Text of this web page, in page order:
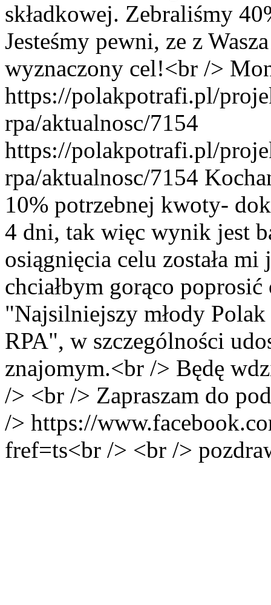
składkowej. Zebraliśmy
Jesteśmy pewni, ze z
wyznaczony cel!<br />
https://polakpotrafi.pl/
rpa/aktualnosc/7154
https://polakpotrafi.pl/
rpa/aktualnosc/7154
10% potrzebnej kwoty-
4 dni, tak więc wynik jest
osiągnięcia celu została mi
chciałbym gorąco
"Najsilniejszy młody
RPA", w szczególności
znajomym.<br /> Będę
/> <br /> Zapraszam do
/> https://
fref=ts<br /> <br />